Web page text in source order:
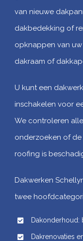
van nieuwe
dakbedekking of
opknappen van
dakraam of
U kunt een
inschakelen voor
We controleren
onderzoeken of
roofing is
Dakwerken
twee
Dakonderhoud:
Dakrenovaties